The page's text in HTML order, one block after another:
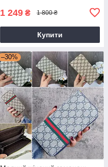
1 249 ₴ 1 800 ₴
Купити
–30%